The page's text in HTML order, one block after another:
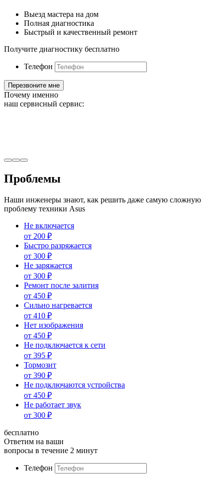
Выезд мастера на дом
Полная диагностика
Быстрый и качественный ремонт
Получите диагностику бесплатно
Телефон
Почему именно
наш сервисный сервис:
Проблемы
Наши инженеры знают, как решить даже самую сложную
проблему техники Asus
Не включается
от 200 ₽
Быстро разряжается
от 300 ₽
Не заряжается
от 300 ₽
Ремонт после залития
от 450 ₽
Сильно нагревается
от 410 ₽
Нет изображения
от 450 ₽
Не подключается к сети
от 395 ₽
Тормозит
от 390 ₽
Не подключаются устройства
от 450 ₽
Не работает звук
от 300 ₽
бесплатно
Ответим на ваши
вопросы в течение 2 минут
Телефон